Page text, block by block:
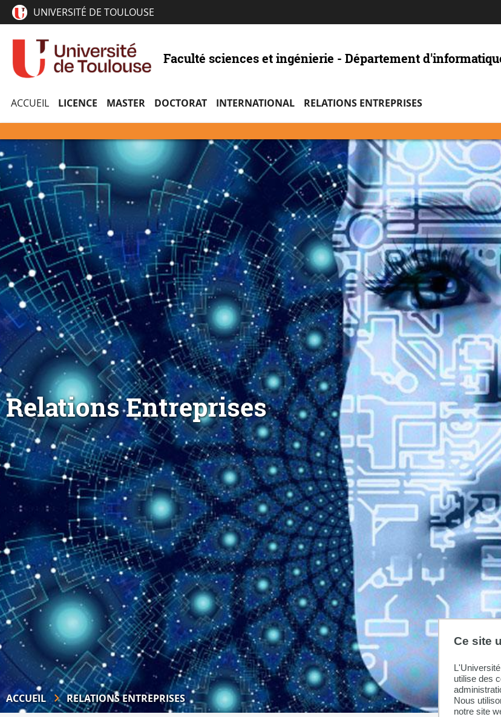
Ce site
utilise des
Nous
notre site
au
directs
UNIVERSITÉ DE TOULOUSE
Faculté sciences et ingénierie - Département
ACCUEIL LICENCE MASTER DOCTORAT INTERNATIONAL RELATIONS ENTREPRISES
Relations Entreprises
ACCUEIL RELATIONS ENTREPRISES